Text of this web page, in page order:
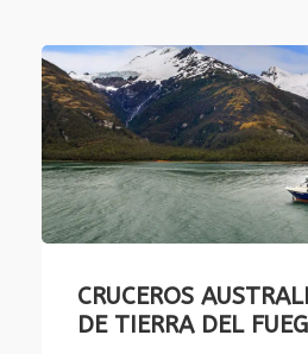
CRUCEROS
DE TIERRA DEL